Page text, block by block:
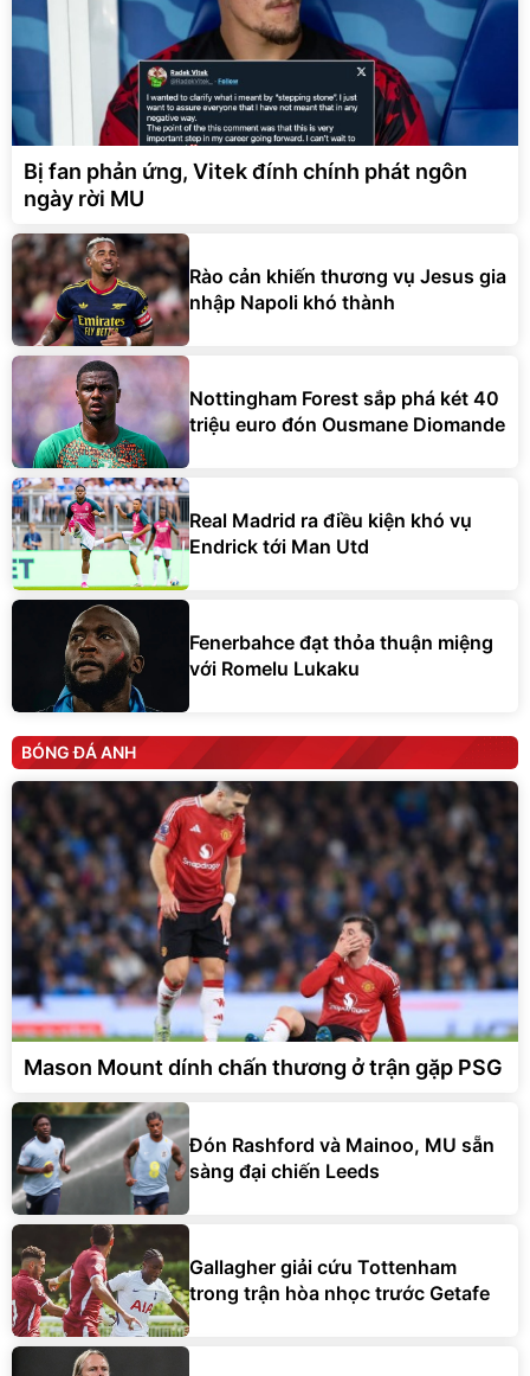
Bị fan phản ứng, Vitek đính chính phát ngôn
ngày rời MU
Rào cản khiến thương vụ Jesus gia
nhập Napoli khó thành
Nottingham Forest sắp phá két 40
triệu euro đón Ousmane Diomande
Real Madrid ra điều kiện khó vụ
Endrick tới Man Utd
Fenerbahce đạt thỏa thuận miệng
với Romelu Lukaku
BÓNG ĐÁ ANH
Mason Mount dính chấn thương ở trận gặp PSG
Đón Rashford và Mainoo, MU sẵn
sàng đại chiến Leeds
Gallagher giải cứu Tottenham
trong trận hòa nhọc trước Getafe